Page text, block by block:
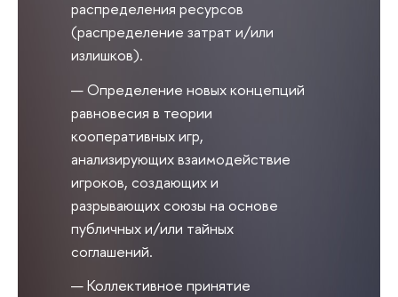
распределения ресурсов
(распределение затрат и/или
излишков).
Определение новых концепций
равновесия в теории
кооперативных игр,
анализирующих взаимодействие
игроков, создающих и
разрывающих союзы на основе
публичных и/или тайных
соглашений.
Коллективное принятие